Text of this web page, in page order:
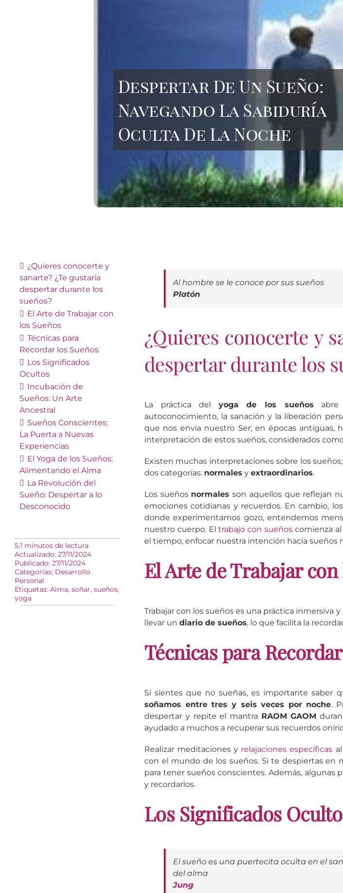
Despertar De Un Sueño:
Navegando La Sabiduría
Oculta De La Noche
¿Quieres conocerte y
sanarte? ¿Te gustaría
despertar durante los
sueños?
El Arte de Trabajar con
los Sueños
Técnicas para
Recordar los Sueños
Los Significados
Ocultos
Incubación de
Sueños: Un Arte
Ancestral
Sueños Conscientes:
La Puerta a Nuevas
Experiencias
El Yoga de los Sueños:
Alimentando el Alma
La Revolución del
Sueño: Despertar a lo
Desconocido
5,1 minutos de lectura
Actualizado: 27/11/2024
Publicado: 27/11/2024
Categorías: Desarrollo
Personal
Etiquetas: Alma, soñar, sueños,
yoga
Al hombre se le conoce por sus sueños
Platón
¿Quieres conocerte y
despertar durante los
La práctica del yoga de los sueños abre
autoconocimiento, la sanación y la liberación
que nos envía nuestro Ser; en épocas antiguas,
interpretación de estos sueños, considerados
Existen muchas interpretaciones sobre los
dos categorías: normales yextraordinarios.
Los sueños normales son aquellos que reflejan
emociones cotidianas y recuerdos. En cambio,
donde experimentamos gozo, entendemos
nuestro cuerpo. Eltrabajo con sueñoscomienza al
el tiempo, enfocar nuestra intención hacia sueños
El Arte de Trabajar con
Trabajar con los sueños es una práctica inmersiva
llevar undiario de sueños, lo que facilita la
Técnicas para
Si sientes que no sueñas, es importante saber
soñamos entre tres y seis veces por noche.
despertar y repite el mantra RAOM GAOM
ayudado a muchos a recuperar sus recuerdos
Realizar meditaciones y relajaciones específicas
con el mundo de los sueños. Si te despiertas en
para tener sueños conscientes. Además, algunas
y recordarlos.
Los Significados
El sueño es una puertecita oculta en el
del alma
Jung